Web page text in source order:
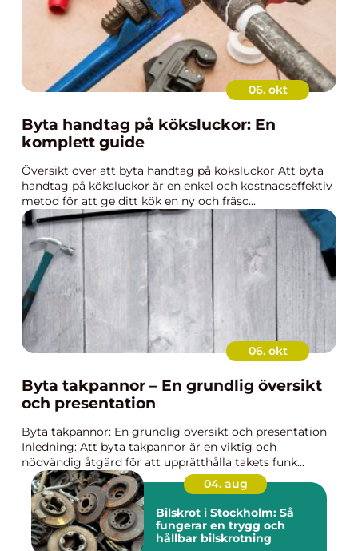
06. okt
Byta handtag på köksluckor: En
komplett guide
Översikt över att byta handtag på köksluckor Att byta
handtag på köksluckor är en enkel och kostnadseffektiv
metod för att ge ditt kök en ny och fräsc...
06. okt
Byta takpannor – En grundlig översikt
och presentation
Byta takpannor: En grundlig översikt och presentation
Inledning: Att byta takpannor är en viktig och
nödvändig åtgärd för att upprätthålla takets funk...
04. aug
Bilskrot i Stockholm: Så
fungerar en trygg och
hållbar bilskrotning